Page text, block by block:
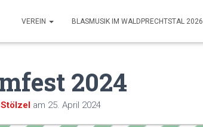
VEREIN BLASMUSIK IM WALDPRECHTSTAL 2026
2024
am 25. April 2024